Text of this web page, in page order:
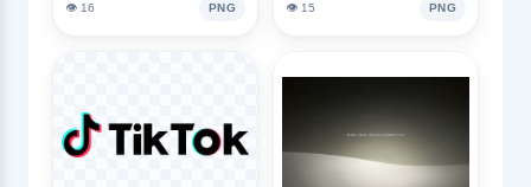
👁️ 16 PNG 👁️ 15 PNG